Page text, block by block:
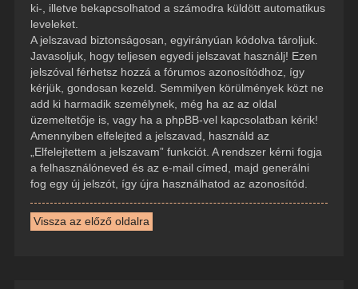
ki-, illetve bekapcsolhatod a számodra küldött automatikus
leveleket.
A jelszavad biztonságosan, egyirányúan kódolva tároljuk.
Javasoljuk, hogy teljesen egyedi jelszavat használj! Ezen
jelszóval férhetsz hozzá a fórumos azonosítódhoz, így
kérjük, gondosan kezeld. Semmilyen körülmények közt ne
add ki harmadik személynek, még ha az az oldal
üzemeltetője is, vagy ha a phpBB-vel kapcsolatban kérik!
Amennyiben elfelejted a jelszavad, használd az
„Elfelejtettem a jelszavam” funkciót. A rendszer kérni fogja
a felhasználóneved és az e-mail címed, majd generálni
fog egy új jelszót, így újra használhatod az azonosítód.
Vissza az előző oldalra